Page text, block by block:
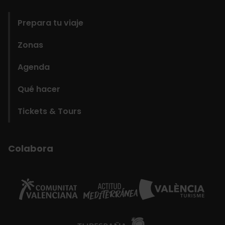
Prepara tu viaje
Zonas
Agenda
Qué hacer
Tickets & Tours
Colabora